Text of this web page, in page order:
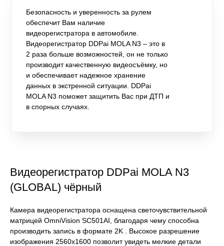
Безопасность и уверенность за рулем
обеспечит Вам наличие
видеорегистратора в автомобиле.
Видеорегистратор DDPai MOLA N3 – это в
2 раза больше возможностей, он не только
производит качественную видеосъёмку, но
и обеспечивает надежное хранение
данных в экстренной ситуации. DDPai
MOLA N3 поможет защитить Вас при ДТП и
в спорных случаях.
Видеорегистратор DDPai MOLA N3
(GLOBAL) чёрный
Камера видеорегистратора оснащена светочувствительной
матрицей OmniVision SC501AI, благодаря чему способна
производить запись в формате 2K . Высокое разрешение
изображения 2560х1600 позволит увидеть мелкие детали